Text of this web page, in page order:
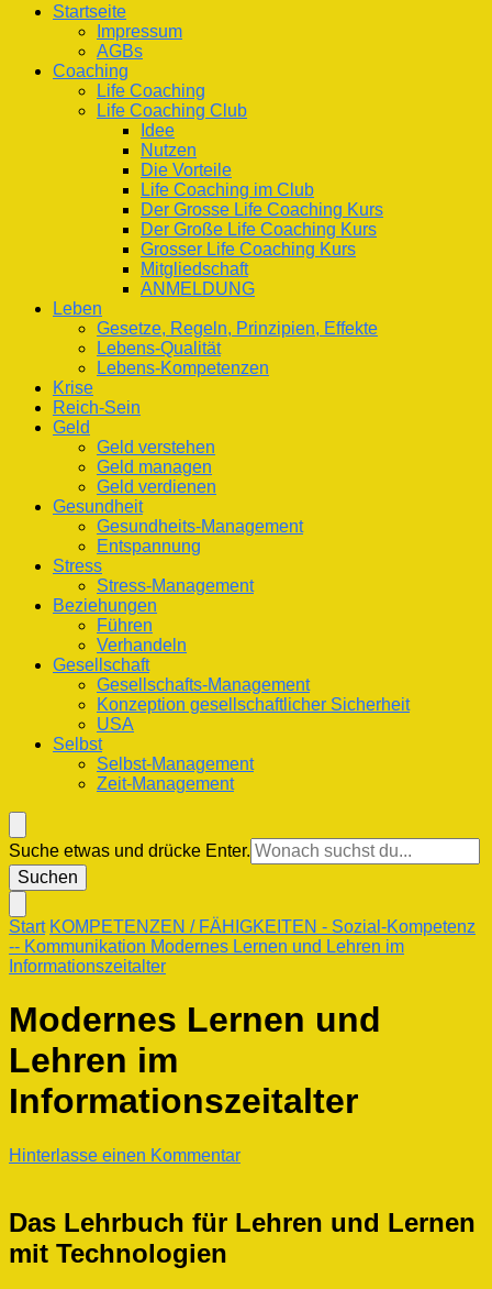
Life Coaching Club
Für Deine Lebenskompetenz
Startseite
Impressum
AGBs
Coaching
Life Coaching
Life Coaching Club
Idee
Nutzen
Die Vorteile
Life Coaching im Club
Der Grosse Life Coaching Kurs
Der Große Life Coaching Kurs
Grosser Life Coaching Kurs
Mitgliedschaft
ANMELDUNG
Leben
Gesetze, Regeln, Prinzipien, Effekte
Lebens-Qualität
Lebens-Kompetenzen
Krise
Reich-Sein
Geld
Geld verstehen
Geld managen
Geld verdienen
Gesundheit
Gesundheits-Management
Entspannung
Stress
Stress-Management
Beziehungen
Führen
Verhandeln
Gesellschaft
Gesellschafts-Management
Konzeption gesellschaftlicher Sicherheit
USA
Selbst
Selbst-Management
Zeit-Management
Suchst
du
nach
Suche etwas und drücke Enter.
Start KOMPETENZEN / FÄHIGKEITEN - Sozial-Kompetenz
-- Kommunikation Modernes Lernen und Lehren im
Informationszeitalter
Modernes Lernen und
Lehren im
Informationszeitalter
Hinterlasse einen Kommentarzu
und
Lehren
Das Lehrbuch für Lehren und Lernen
mit Technologien